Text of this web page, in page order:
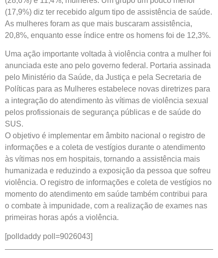
(17,9%) diz ter recebido algum tipo de assistência de saúde.
As mulheres foram as que mais buscaram assistência,
20,8%, enquanto esse índice entre os homens foi de 12,3%.
Uma ação importante voltada à violência contra a mulher foi
anunciada este ano pelo governo federal. Portaria assinada
pelo Ministério da Saúde, da Justiça e pela Secretaria de
Políticas para as Mulheres estabelece novas diretrizes para
a integração do atendimento às vítimas de violência sexual
pelos profissionais de segurança públicas e de saúde do
SUS.
O objetivo é implementar em âmbito nacional o registro de
informações e a coleta de vestígios durante o atendimento
às vítimas nos em hospitais, tornando a assistência mais
humanizada e reduzindo a exposição da pessoa que sofreu
violência. O registro de informações e coleta de vestígios no
momento do atendimento em saúde também contribui para
o combate à impunidade, com a realização de exames nas
primeiras horas após a violência.
[polldaddy poll=9026043]